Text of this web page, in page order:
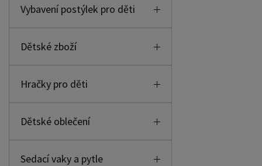
Vybavení postýlek pro děti
Dětské zboží
Hračky pro děti
Dětské oblečení
Sedací vaky a pytle